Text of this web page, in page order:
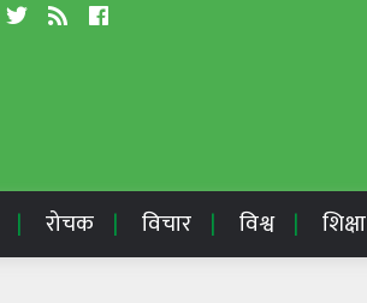
रोचक विचार विश्व शिक्षा